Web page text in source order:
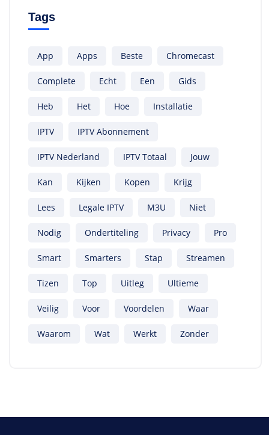
Tags
App Apps Beste Chromecast
Complete Echt Een Gids
Heb Het Hoe Installatie
IPTV IPTV Abonnement
IPTV Nederland IPTV Totaal Jouw
Kan Kijken Kopen Krijg
Lees Legale IPTV M3U Niet
Nodig Ondertiteling Privacy Pro
Smart Smarters Stap Streamen
Tizen Top Uitleg Ultieme
Veilig Voor Voordelen Waar
Waarom Wat Werkt Zonder